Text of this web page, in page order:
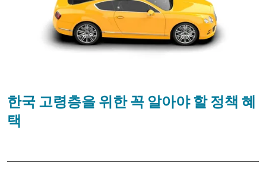
한국 고령층을 위한 꼭 알아야 할 정책 혜
택